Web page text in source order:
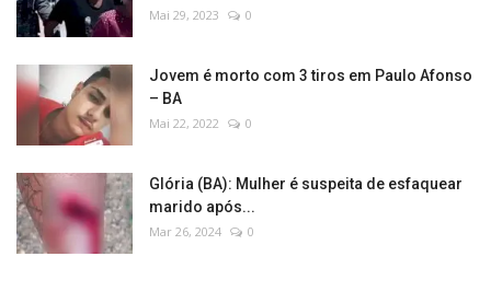
Mai 29, 2023 0
Jovem é morto com 3 tiros em Paulo Afonso
– BA
Mai 22, 2022 0
Glória (BA): Mulher é suspeita de esfaquear
marido após...
Mar 26, 2024 0